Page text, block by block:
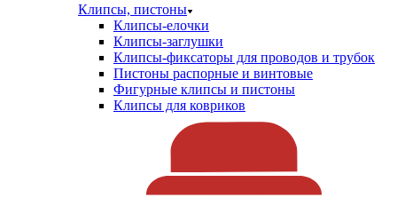
Клипсы, пистоны
Клипсы-елочки
Клипсы-заглушки
Клипсы-фиксаторы для проводов и трубок
Пистоны распорные и винтовые
Фигурные клипсы и пистоны
Клипсы для ковриков